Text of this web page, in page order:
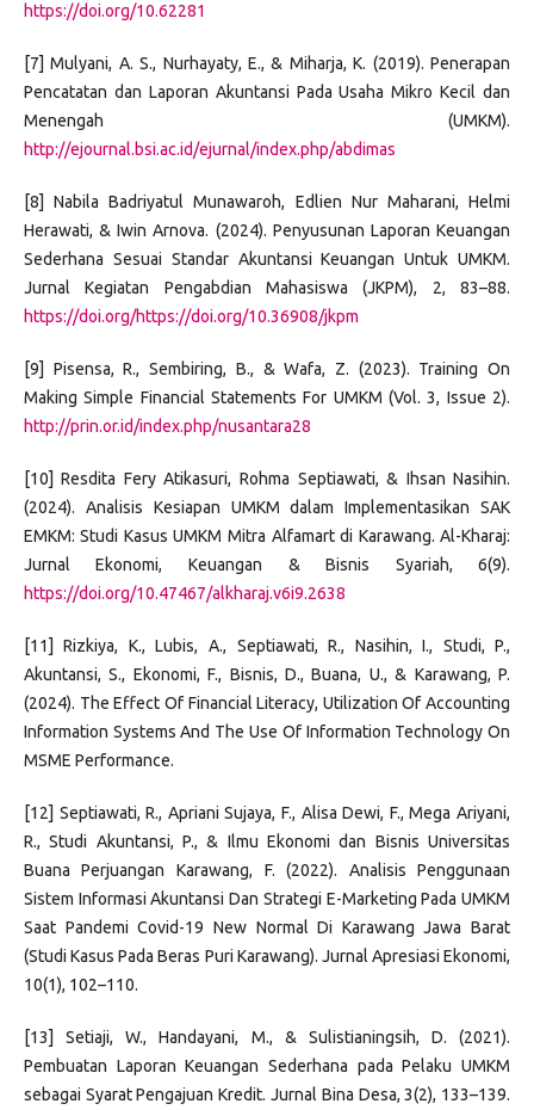
https://doi.org/10.62281
[7] Mulyani, A. S., Nurhayaty, E., & Miharja, K. (2019). Penerapan
Pencatatan dan Laporan Akuntansi Pada Usaha Mikro Kecil dan
Menengah (UMKM).
http://ejournal.bsi.ac.id/ejurnal/index.php/abdimas
[8] Nabila Badriyatul Munawaroh, Edlien Nur Maharani, Helmi
Herawati, & Iwin Arnova. (2024). Penyusunan Laporan Keuangan
Sederhana Sesuai Standar Akuntansi Keuangan Untuk UMKM.
Jurnal Kegiatan Pengabdian Mahasiswa (JKPM), 2, 83–88.
https://doi.org/https://doi.org/10.36908/jkpm
[9] Pisensa, R., Sembiring, B., & Wafa, Z. (2023). Training On
Making Simple Financial Statements For UMKM (Vol. 3, Issue 2).
http://prin.or.id/index.php/nusantara28
[10] Resdita Fery Atikasuri, Rohma Septiawati, & Ihsan Nasihin.
(2024). Analisis Kesiapan UMKM dalam Implementasikan SAK
EMKM: Studi Kasus UMKM Mitra Alfamart di Karawang. Al-Kharaj:
Jurnal Ekonomi, Keuangan & Bisnis Syariah, 6(9).
https://doi.org/10.47467/alkharaj.v6i9.2638
[11] Rizkiya, K., Lubis, A., Septiawati, R., Nasihin, I., Studi, P.,
Akuntansi, S., Ekonomi, F., Bisnis, D., Buana, U., & Karawang, P.
(2024). The Effect Of Financial Literacy, Utilization Of Accounting
Information Systems And The Use Of Information Technology On
MSME Performance.
[12] Septiawati, R., Apriani Sujaya, F., Alisa Dewi, F., Mega Ariyani,
R., Studi Akuntansi, P., & Ilmu Ekonomi dan Bisnis Universitas
Buana Perjuangan Karawang, F. (2022). Analisis Penggunaan
Sistem Informasi Akuntansi Dan Strategi E-Marketing Pada UMKM
Saat Pandemi Covid-19 New Normal Di Karawang Jawa Barat
(Studi Kasus Pada Beras Puri Karawang). Jurnal Apresiasi Ekonomi,
10(1), 102–110.
[13] Setiaji, W., Handayani, M., & Sulistianingsih, D. (2021).
Pembuatan Laporan Keuangan Sederhana pada Pelaku UMKM
sebagai Syarat Pengajuan Kredit. Jurnal Bina Desa, 3(2), 133–139.